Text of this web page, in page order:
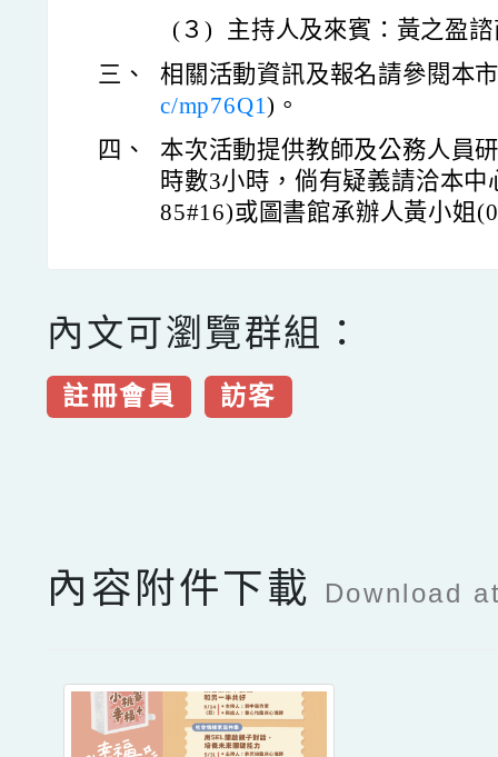
(３)
主持人及來賓：黃之盈
三、
相關活動資訊及報名請參閱本
c/mp76Q1)。
四、
本次活動提供教師及公務人員
時數3小時，倘有疑義請洽本
85#16)或圖書館承辦人黃小姐
內文可瀏覽群組：
註冊會員 訪客
內容附件下載 Download